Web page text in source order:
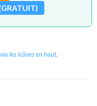
les icônes en haut.